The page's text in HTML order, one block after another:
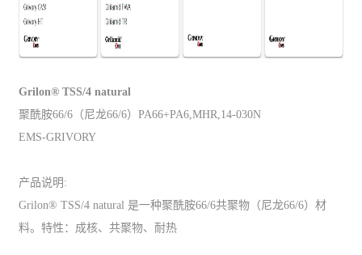
Grilon® TSS/4 natural
聚酰胺66/6（尼龙66/6）PA66+PA6,MHR,14-030N
EMS-GRIVORY
产品说明:
Grilon® TSS/4 natural 是一种聚酰胺66/6共聚物（尼龙66/6）材
料。特性：成核、共聚物、耐热